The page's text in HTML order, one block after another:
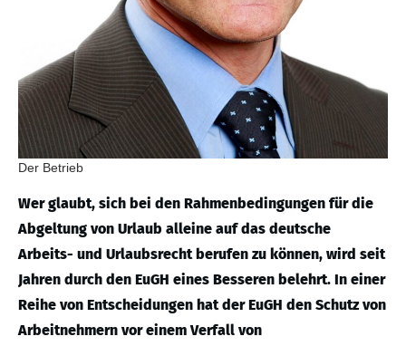
Der Betrieb
Wer glaubt, sich bei den Rahmenbedingungen für die
Abgeltung von Urlaub alleine auf das deutsche
Arbeits- und Urlaubsrecht berufen zu können, wird seit
Jahren durch den EuGH eines Besseren belehrt. In einer
Reihe von Entscheidungen hat der EuGH den Schutz von
Arbeitnehmern vor einem Verfall von